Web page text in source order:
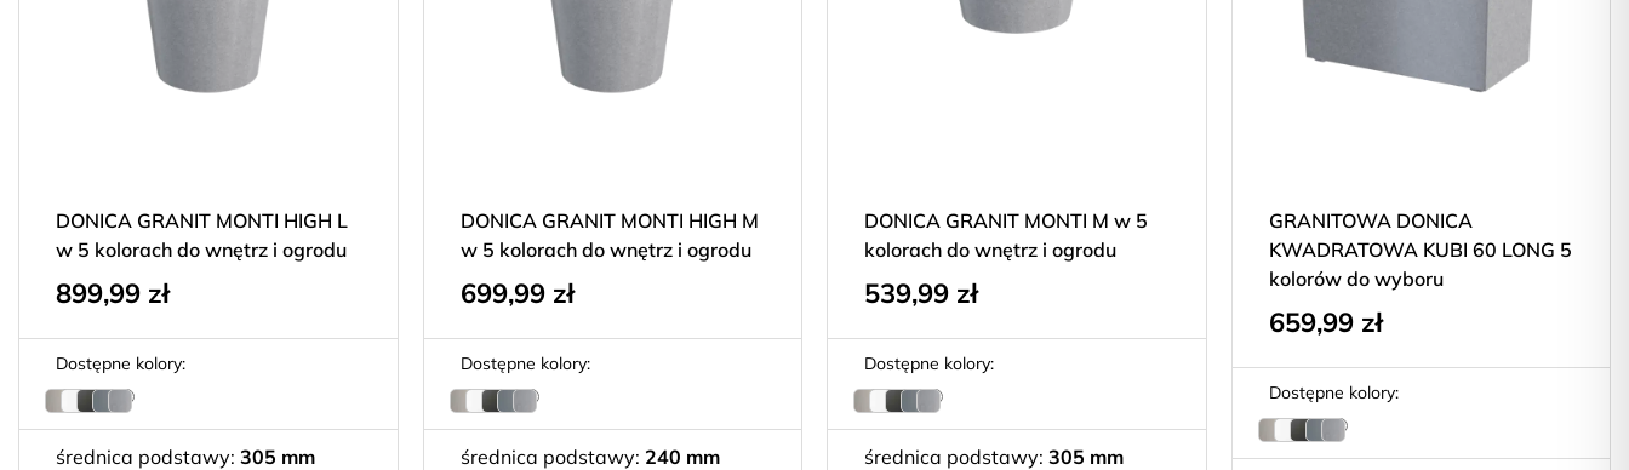
DONICA GRANIT MONTI HIGH L
w 5 kolorach do wnętrz i ogrodu
899,99 zł
Dostępne kolory:
średnica podstawy: 305 mm
DONICA GRANIT MONTI HIGH M
w 5 kolorach do wnętrz i ogrodu
699,99zł
Dostępne kolory:
średnica podstawy: 240 mm
DONICA GRANIT MONTI M w 5
kolorach do wnętrz i ogrodu
539,99 zł
Dostępne kolory:
średnica podstawy: 305 mm
GRANITOWA DONICA
KWADRATOWA KUBI 60 LONG 5
kolorów do wyboru
659,99zł
Dostępne kolory: